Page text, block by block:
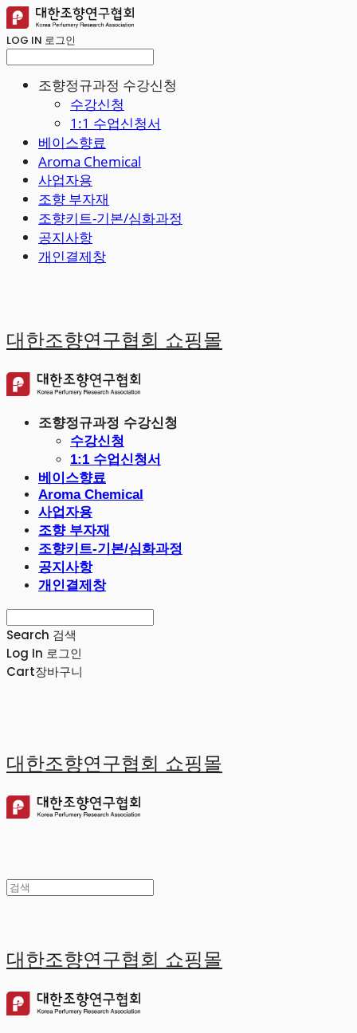
LOG IN 로그인
조향정규과정 수강신청
수강신청
1:1 수업신청서
베이스향료
Aroma Chemical
사업자용
조향 부자재
조향키트-기본/심화과정
공지사항
개인결제창
대한조향연구협회 쇼핑몰
조향정규과정 수강신청
수강신청
1:1 수업신청서
베이스향료
Aroma Chemical
사업자용
조향 부자재
조향키트-기본/심화과정
공지사항
개인결제창
Search 검색
Log In 로그인
Cart장바구니
대한조향연구협회 쇼핑몰
대한조향연구협회 쇼핑몰